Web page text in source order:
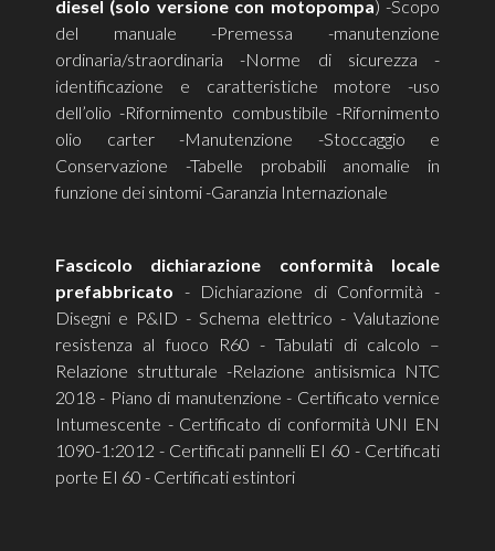
diesel (solo versione con motopompa) -Scopo
del manuale -Premessa -manutenzione
ordinaria/straordinaria -Norme di sicurezza -
identificazione e caratteristiche motore -uso
dell’olio -Rifornimento combustibile -Rifornimento
olio carter -Manutenzione -Stoccaggio e
Conservazione -Tabelle probabili anomalie in
funzione dei sintomi -Garanzia Internazionale
Fascicolo dichiarazione conformità locale
prefabbricato - Dichiarazione di Conformità -
Disegni e P&ID - Schema elettrico - Valutazione
resistenza al fuoco R60 - Tabulati di calcolo –
Relazione strutturale -Relazione antisismica NTC
2018 - Piano di manutenzione - Certificato vernice
Intumescente - Certificato di conformità UNI EN
1090-1:2012 - Certificati pannelli EI 60 - Certificati
porte EI 60 - Certificati estintori